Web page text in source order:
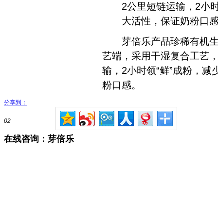
2公里短链运输，2小
大活性，保证奶粉口
芽倍乐产品珍稀有机生
艺端，采用干湿复合工艺
输，2小时领“鲜”成粉，
粉口感。
分享到：
02
在线咨询：芽倍乐